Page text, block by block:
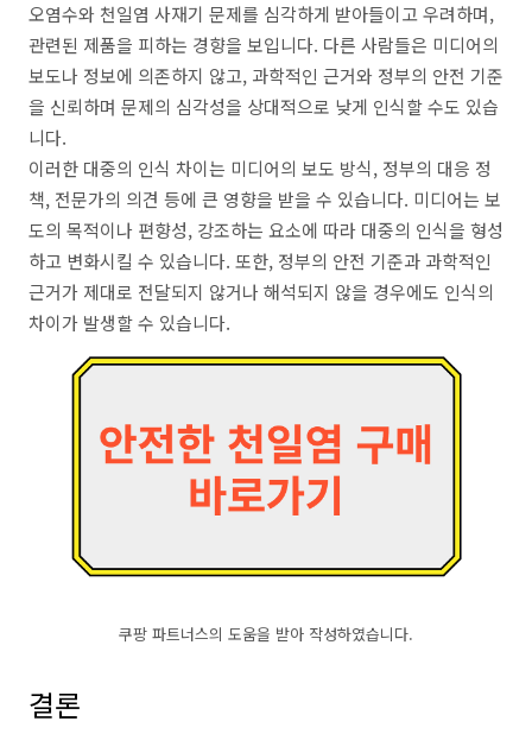
오염수와 천일염 사재기 문제를 심각하게 받아들이고 우려하며,
관련된 제품을 피하는 경향을 보입니다. 다른 사람들은 미디어의
보도나 정보에 의존하지 않고, 과학적인 근거와 정부의 안전 기준
을 신뢰하며 문제의 심각성을 상대적으로 낮게 인식할 수도 있습
니다.
이러한 대중의 인식 차이는 미디어의 보도 방식, 정부의 대응 정
책, 전문가의 의견 등에 큰 영향을 받을 수 있습니다. 미디어는 보
도의 목적이나 편향성, 강조하는 요소에 따라 대중의 인식을 형성
하고 변화시킬 수 있습니다. 또한, 정부의 안전 기준과 과학적인
근거가 제대로 전달되지 않거나 해석되지 않을 경우에도 인식의
차이가 발생할 수 있습니다.
쿠팡 파트너스의 도움을 받아 작성하였습니다.
결론